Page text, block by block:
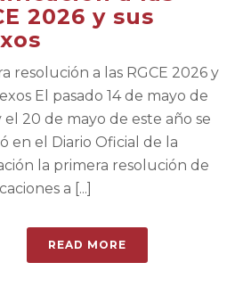
2026 y sus
resolución a las RGCE 2026 y
El pasado 14 de mayo de
el 20 de mayo de este año se
en el Diario Oficial de la
la primera resolución de
a [...]
READ MORE